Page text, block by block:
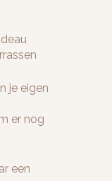
je eigen
er nog
een